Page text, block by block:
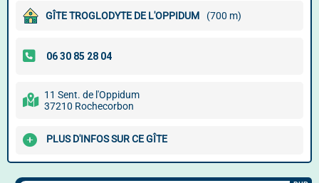
GÎTE TROGLODYTE DE L'OPPIDUM (700 m)
11 Sent. de l'Oppidum
37210 Rochecorbon
PLUS D'INFOS SUR CE GÎTE